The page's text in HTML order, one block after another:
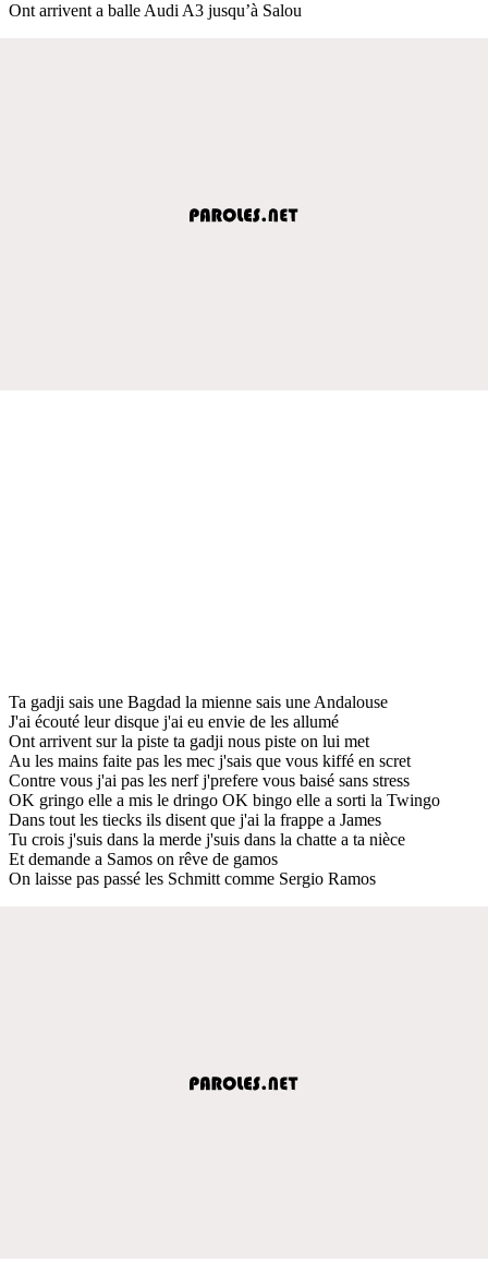
Ont arrivent a balle Audi A3 jusqu’à Salou
Ta gadji sais une Bagdad la mienne sais une Andalouse
J'ai écouté leur disque j'ai eu envie de les allumé
Ont arrivent sur la piste ta gadji nous piste on lui met
Au les mains faite pas les mec j'sais que vous kiffé en scret
Contre vous j'ai pas les nerf j'prefere vous baisé sans stress
OK gringo elle a mis le dringo OK bingo elle a sorti la Twingo
Dans tout les tiecks ils disent que j'ai la frappe a James
Tu crois j'suis dans la merde j'suis dans la chatte a ta nièce
Et demande a Samos on rêve de gamos
On laisse pas passé les Schmitt comme Sergio Ramos